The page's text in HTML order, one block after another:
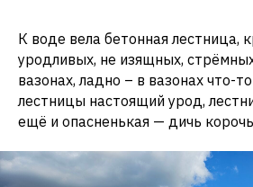
К воде вела бетонная лестница,
уродливых, не изящных,
вазонах, ладно – в вазонах что-
лестницы настоящий урод,
ещё и опасненькая — дичь